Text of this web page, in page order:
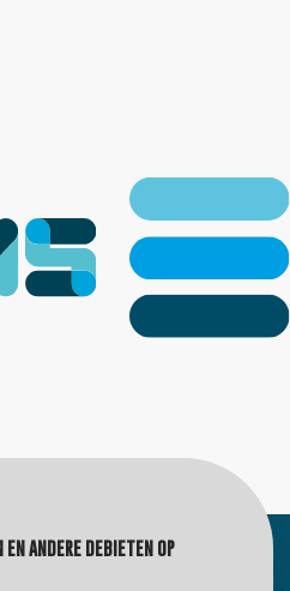
& Calibration
naar producten.
ANDERE DEBIETEN OP